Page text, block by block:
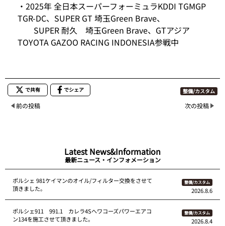
・2025年 全日本スーパーフォーミュラKDDI TGMGP
TGR-DC、SUPER GT 埼玉Green Brave、
SUPER 耐久 埼玉Green Brave、GTアジア
TOYOTA GAZOO RACING INDONESIA参戦中
で共有 でシェア 整備/カスタム
前の投稿 次の投稿
Latest News&Information
最新ニュース・インフォメーション
ポルシェ 981ケイマンのオイル/フィルター交換をさせて
頂きました。
整備/カスタム
2026.8.6
ポルシェ911 991.1 カレラ4Sへワコーズパワーエアコ
ン134を施工させて頂きました。
整備/カスタム
2026.8.4